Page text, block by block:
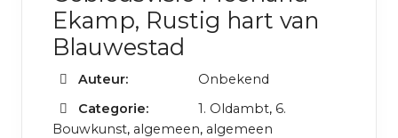
Ekamp, Rustig hart van
Blauwestad
Auteur:
Onbekend
Categorie:
1. Oldambt, 6.
Bouwkunst, algemeen, algemeen